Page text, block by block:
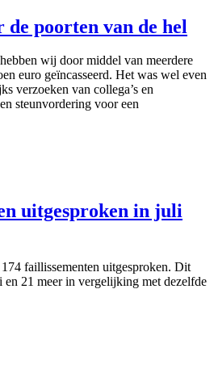
de poorten van de hel
wij door middel van meerdere
euro geïncasseerd. Het was wel even
verzoeken van collega’s en
steunvordering voor een
uitgesproken in juli
faillissementen uitgesproken. Dit
21 meer in vergelijking met dezelfde